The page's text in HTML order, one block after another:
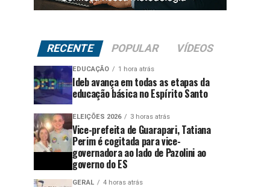
RECENTE POPULAR VÍDEOS
EDUCAÇÃO 1 hora atrás
Ideb avança em todas as etapas da
educação básica no Espírito Santo
ELEIÇÕES 2026 3 horas atrás
Vice-prefeita de Guarapari, Tatiana
Perim é cogitada para vice-
governadora ao lado de Pazolini ao
governo do ES
GERAL 4 horas atrás